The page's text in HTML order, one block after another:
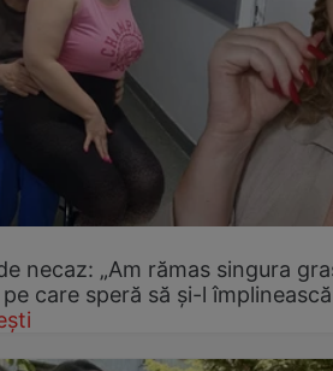
necaz: „Am rămas singura
care speră să și-l